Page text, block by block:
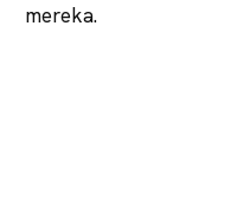
mereka.